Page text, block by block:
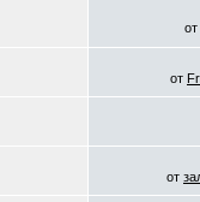
от
от
от